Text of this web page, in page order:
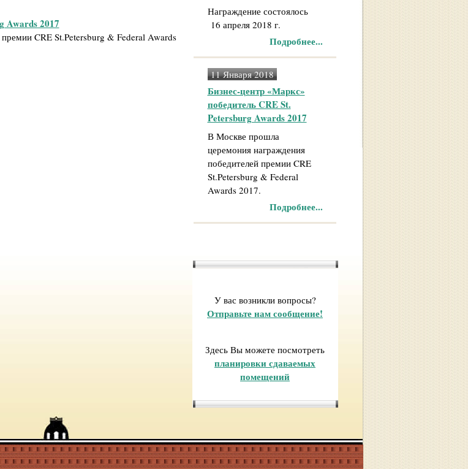
Awards 2017
CRE St.Petersburg & Federal Awards
Награждение состоялось
16 апреля 2018 г.
Подробнее...
11 Января 2018
Бизнес-центр «Маркс»
победитель CRE St.
Petersburg Awards 2017
В Москве прошла
церемония награждения
победителей премии CRE
St.Petersburg & Federal
Awards 2017.
Подробнее...
У вас возникли вопросы?
Отправьте нам сообщение!
Здесь Вы можете посмотреть
планировки сдаваемых
помещений